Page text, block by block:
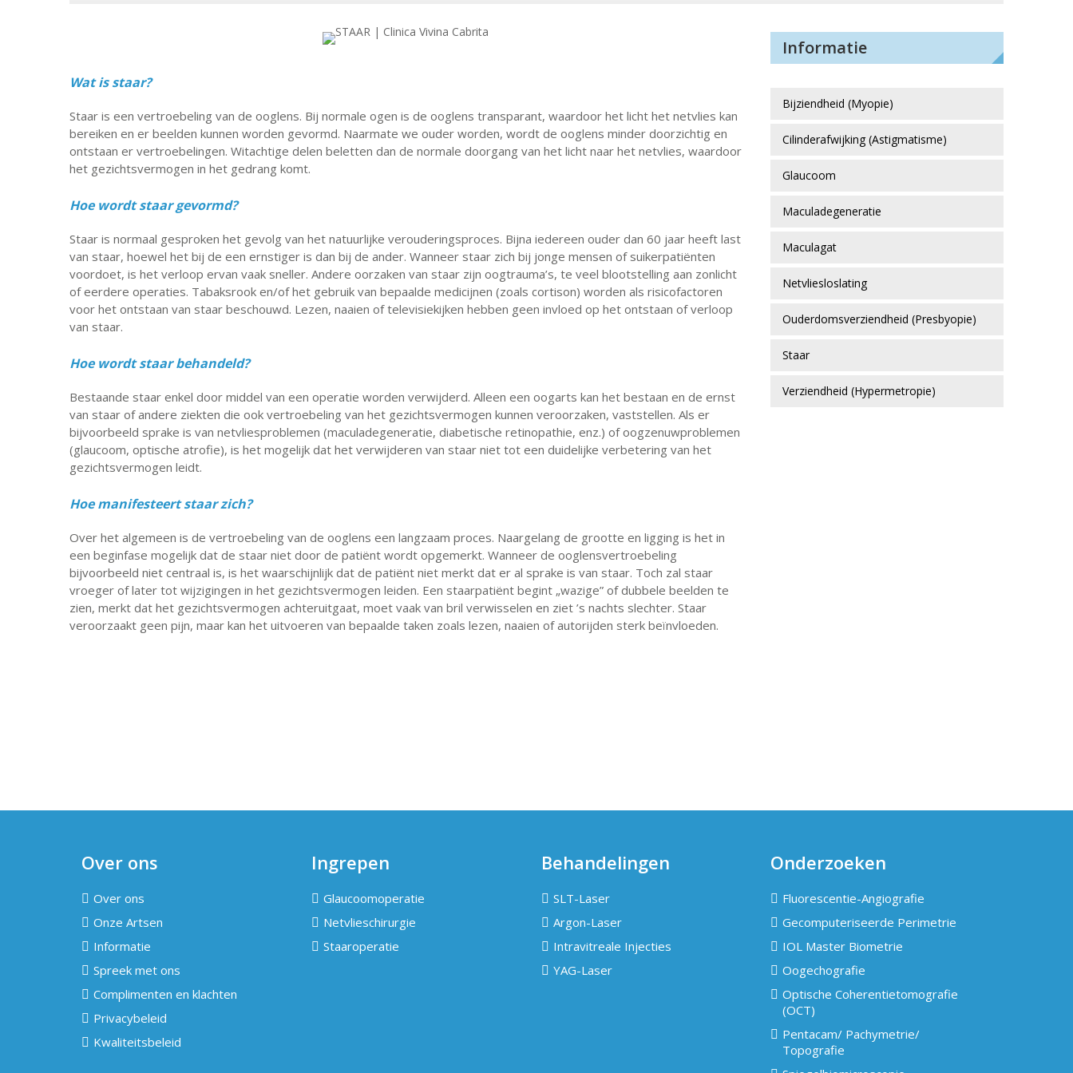
Wat is staar?
Staar is een vertroebeling van de ooglens. Bij normale ogen is de ooglens transparant, waardoor het licht het netvlies kan
bereiken en er beelden kunnen worden gevormd. Naarmate we ouder worden, wordt de ooglens minder doorzichtig en
ontstaan er vertroebelingen. Witachtige delen beletten dan de normale doorgang van het licht naar het netvlies, waardoor
het gezichtsvermogen in het gedrang komt.
Hoe wordt staar gevormd?
Staar is normaal gesproken het gevolg van het natuurlijke verouderingsproces. Bijna iedereen ouder dan 60 jaar heeft last
van staar, hoewel het bij de een ernstiger is dan bij de ander. Wanneer staar zich bij jonge mensen of suikerpatiënten
voordoet, is het verloop ervan vaak sneller. Andere oorzaken van staar zijn oogtrauma’s, te veel blootstelling aan zonlicht
of eerdere operaties. Tabaksrook en/of het gebruik van bepaalde medicijnen (zoals cortison) worden als risicofactoren
voor het ontstaan van staar beschouwd. Lezen, naaien of televisiekijken hebben geen invloed op het ontstaan of verloop
van staar.
Hoe wordt staar behandeld?
Bestaande staar enkel door middel van een operatie worden verwijderd. Alleen een oogarts kan het bestaan en de ernst
van staar of andere ziekten die ook vertroebeling van het gezichtsvermogen kunnen veroorzaken, vaststellen. Als er
bijvoorbeeld sprake is van netvliesproblemen (maculadegeneratie, diabetische retinopathie, enz.) of oogzenuwproblemen
(glaucoom, optische atrofie), is het mogelijk dat het verwijderen van staar niet tot een duidelijke verbetering van het
gezichtsvermogen leidt.
Hoe manifesteert staar zich?
Over het algemeen is de vertroebeling van de ooglens een langzaam proces. Naargelang de grootte en ligging is het in
een beginfase mogelijk dat de staar niet door de patiënt wordt opgemerkt. Wanneer de ooglensvertroebeling
bijvoorbeeld niet centraal is, is het waarschijnlijk dat de patiënt niet merkt dat er al sprake is van staar. Toch zal staar
vroeger of later tot wijzigingen in het gezichtsvermogen leiden. Een staarpatiënt begint „wazige” of dubbele beelden te
zien, merkt dat het gezichtsvermogen achteruitgaat, moet vaak van bril verwisselen en ziet ’s nachts slechter. Staar
veroorzaakt geen pijn, maar kan het uitvoeren van bepaalde taken zoals lezen, naaien of autorijden sterk beïnvloeden.
Informatie
Bijziendheid (Myopie)
Cilinderafwijking (Astigmatisme)
Glaucoom
Maculadegeneratie
Maculagat
Netvliesloslating
Ouderdomsverziendheid (Presbyopie)
Staar
Verziendheid (Hypermetropie)
Over ons
Over ons
Onze Artsen
Informatie
Spreek met ons
Complimenten en klachten
Privacybeleid
Kwaliteitsbeleid
Ingrepen
Glaucoomoperatie
Netvlieschirurgie
Staaroperatie
Behandelingen
SLT-Laser
Argon-Laser
Intravitreale Injecties
YAG-Laser
Onderzoeken
Fluorescentie-Angiografie
Gecomputeriseerde Perimetrie
IOL Master Biometrie
Oogechografie
Optische Coherentietomografie
(OCT)
Pentacam/ Pachymetrie/
Topografie